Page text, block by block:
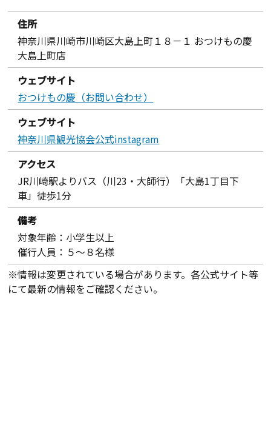
住所
神奈川県川崎市川崎区大島上町１８－１ おつけもの慶
大島上町店
ウェブサイト
おつけもの慶（お問い合わせ）
ウェブサイト
神奈川県観光協会公式instagram
アクセス
JR川崎駅よりバス（川23・大師行）「大島1丁目下
車」徒歩1分
備考
対象年齢：小学生以上
催行人員：５～８名様
※情報は変更されている場合があります。各公式サイト等
にて最新の情報をご確認ください。